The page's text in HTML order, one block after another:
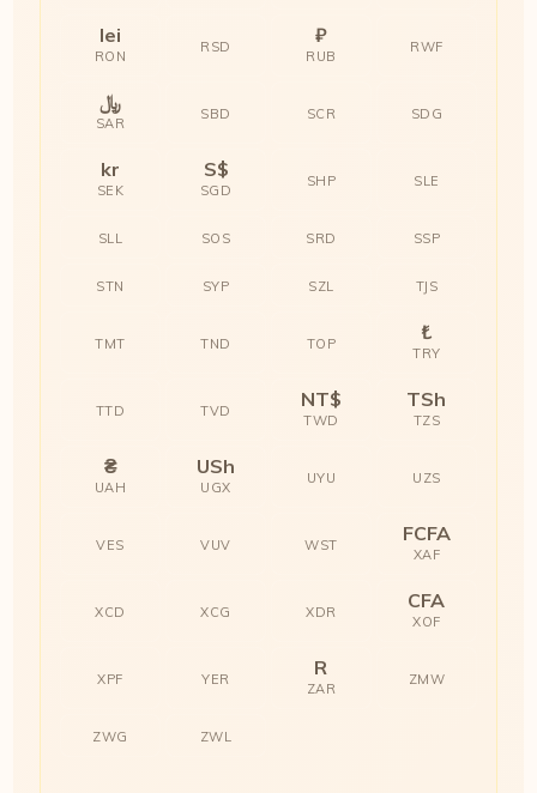
lei
RON
RSD ₽
RUB
RWF
﷼
SAR
SBD SCR SDG
kr
SEK
S$
SGD
SHP SLE
SLL SOS SRD SSP
STN SYP SZL TJS
TMT TND TOP ₺
TRY
TTD TVD NT$
TWD
TSh
TZS
₴
UAH
USh
UGX
UYU UZS
VES VUV WST FCFA
XAF
XCD XCG XDR CFA
XOF
XPF YER R
ZAR
ZMW
ZWG ZWL